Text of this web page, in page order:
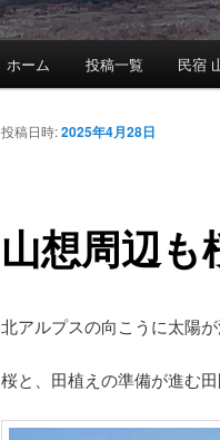
メ
イ
コ
テ
ン
ホーム 投稿一覧 民宿
山想周辺も
投稿日時:2025年4月28日
北アルプスの向こうに太陽が
桜と、田植えの準備が進む田